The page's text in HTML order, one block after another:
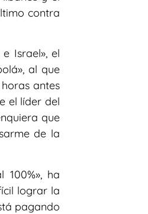
contra
Israel», el
al que
antes
el líder del
que
de la
ha
lograr la
pagando